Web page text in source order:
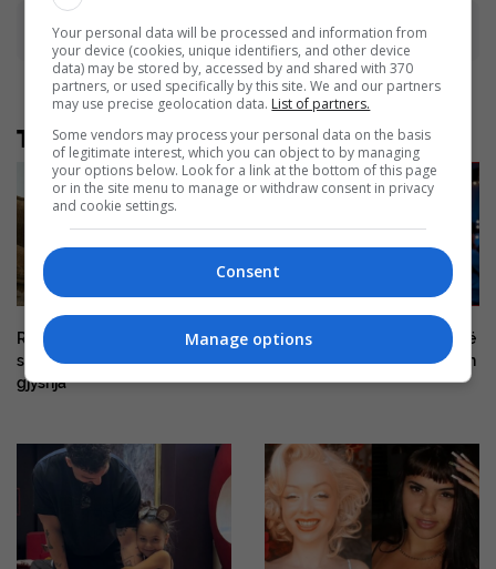
Advertisement
Të tjera nga rubrika
Rita Ora rrëfen bestytnitë
shqiptare që trashëgoi nga
gjyshja
Letra emocionuese e babait të
Selin Bollatit përlot DJ Gimbon
Your personal data will be processed and information from
your device (cookies, unique identifiers, and other device
data) may be stored by, accessed by and shared with 370
partners, or used specifically by this site. We and our partners
may use precise geolocation data. List of partners.
Some vendors may process your personal data on the basis
of legitimate interest, which you can object to by managing
your options below. Look for a link at the bottom of this page
or in the site menu to manage or withdraw consent in privacy
and cookie settings.
Consent
Manage options